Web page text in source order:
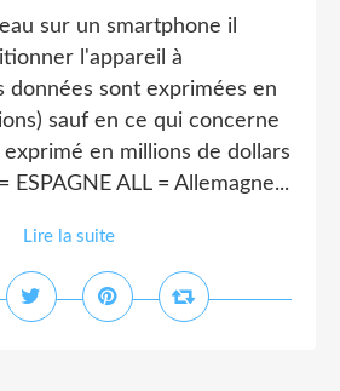
sur un smartphone il
l'appareil à
données sont exprimées en
sauf en ce qui concerne
exprimé en millions de dollars
ESPAGNE ALL = Allemagne...
Lire la suite